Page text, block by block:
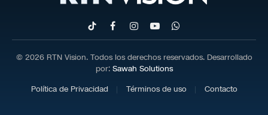
TikTokFacebookInstagram
YouTubeWhatsApp
© 2026 RTN Vision. Todos los derechos reservados. Desarrollado
por: Sawah Solutions
Política de Privacidad
Términos de uso Contacto